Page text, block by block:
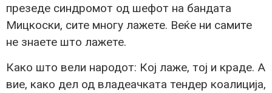
презеде синдромот од шефот на бандата
Мицкоски, сите многу лажете. Веќе ни самите
не знаете што лажете.
Како што вели народот: Кој лаже, тој и краде. А
вие, како дел од владеачката тендер коалиција,